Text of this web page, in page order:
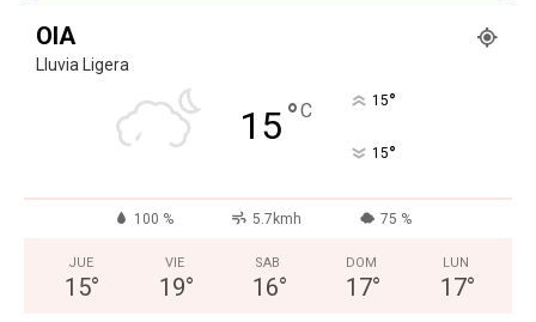
OIA
Lluvia Ligera
15°C 15°
15°
100 % 5.7kmh 75 %
JUE
15°
VIE
19°
SAB
16°
DOM
17°
LUN
17°